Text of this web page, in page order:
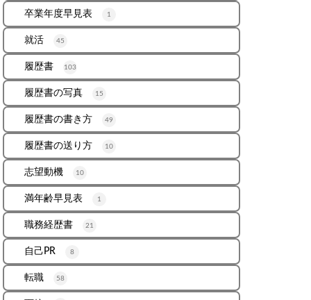
卒業年度早見表 1
就活 45
履歴書 103
履歴書の写真 15
履歴書の書き方 49
履歴書の送り方 10
志望動機 10
満年齢早見表 1
職務経歴書 21
自己PR 8
転職 58